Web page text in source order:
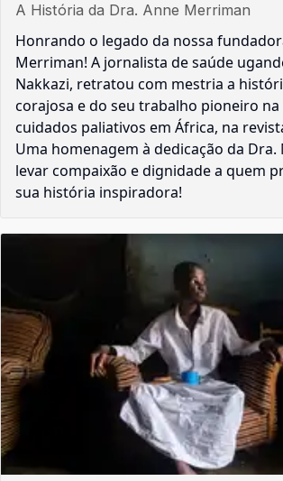
A História da Dra. Anne Merriman
Honrando o legado da nossa
Merriman! A jornalista de saúde
Nakkazi, retratou com mestria a
corajosa e do seu trabalho pioneiro
cuidados paliativos em África, na
Uma homenagem à dedicação da
levar compaixão e dignidade a quem
sua história inspiradora!